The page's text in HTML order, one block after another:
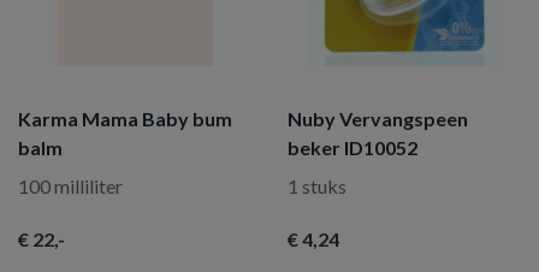
Karma Mama Baby bum
balm
100 milliliter
€ 22,-
Nuby Vervangspeen
beker ID10052
1 stuks
€ 4,24